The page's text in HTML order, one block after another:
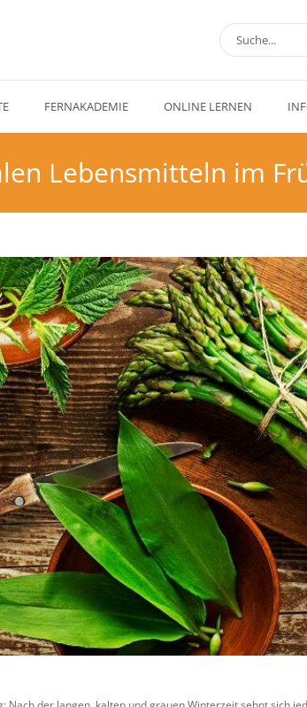
FERNAKADEMIE ONLINE LERNEN
Lebensmitteln im